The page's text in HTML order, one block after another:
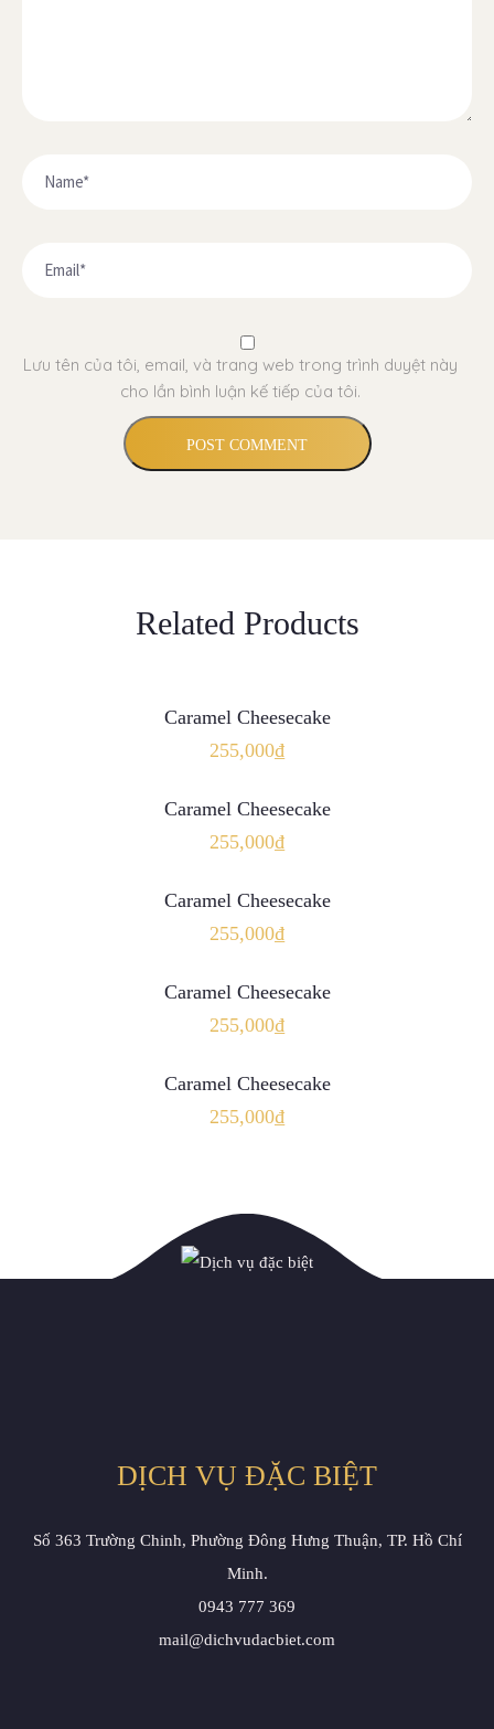
Lưu tên của tôi, email, và trang web trong trình duyệt này
cho lần bình luận kế tiếp của tôi.
Related Products
Caramel Cheesecake
255,000₫
Caramel Cheesecake
255,000₫
Caramel Cheesecake
255,000₫
Caramel Cheesecake
255,000₫
Caramel Cheesecake
255,000₫
DỊCH VỤ ĐẶC BIỆT
Số 363 Trường Chinh, Phường Đông Hưng Thuận, TP. Hồ Chí
Minh.
0943 777 369
mail@dichvudacbiet.com